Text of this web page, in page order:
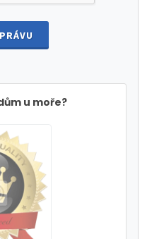
u moře?